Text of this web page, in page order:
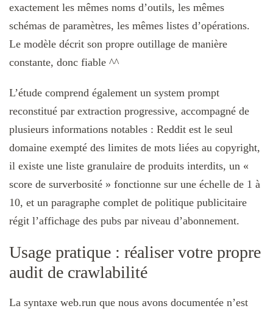
exactement les mêmes noms d’outils, les mêmes
schémas de paramètres, les mêmes listes d’opérations.
Le modèle décrit son propre outillage de manière
constante, donc fiable ^^
L’étude comprend également un system prompt
reconstitué par extraction progressive, accompagné de
plusieurs informations notables : Reddit est le seul
domaine exempté des limites de mots liées au copyright,
il existe une liste granulaire de produits interdits, un «
score de surverbosité » fonctionne sur une échelle de 1 à
10, et un paragraphe complet de politique publicitaire
régit l’affichage des pubs par niveau d’abonnement.
Usage pratique : réaliser votre propre
audit de crawlabilité
La syntaxe web.run que nous avons documentée n’est